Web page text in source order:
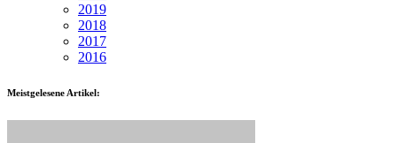
2019
2018
2017
2016
Meistgelesene Artikel: